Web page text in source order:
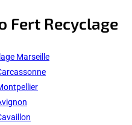
Fert Recyclage
Marseille